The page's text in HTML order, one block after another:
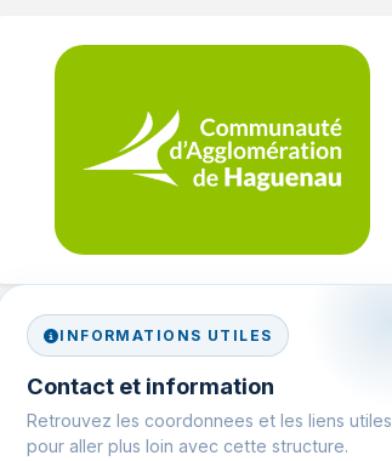
INFORMATIONS UTILES
Contact et information
Retrouvez les coordonnees et les liens utiles
pour aller plus loin avec cette structure.